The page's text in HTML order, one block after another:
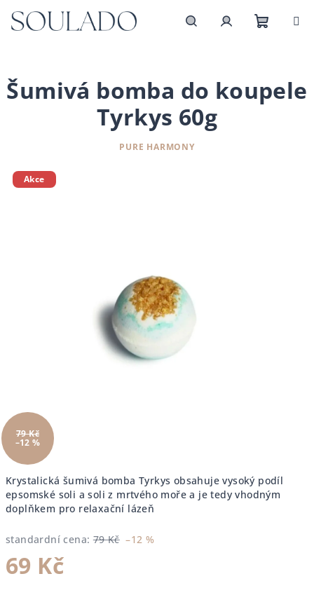
na
obsah
košík
Krystalická šumivá bomba Tyrkys obsahuje vysoký podíl
epsomské soli a soli z mrtvého moře a je tedy vhodným
doplňkem pro relaxační lázeň
standardní cena: 79 Kč –12 %
69 Kč
Šumivá bomba do koupele
Tyrkys 60g
PURE HARMONY
Akce
79 Kč
–12 %